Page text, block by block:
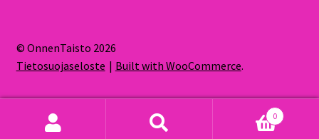
© OnnenTaisto 2026
Tietosuojaseloste
Built with WooCommerce.
0